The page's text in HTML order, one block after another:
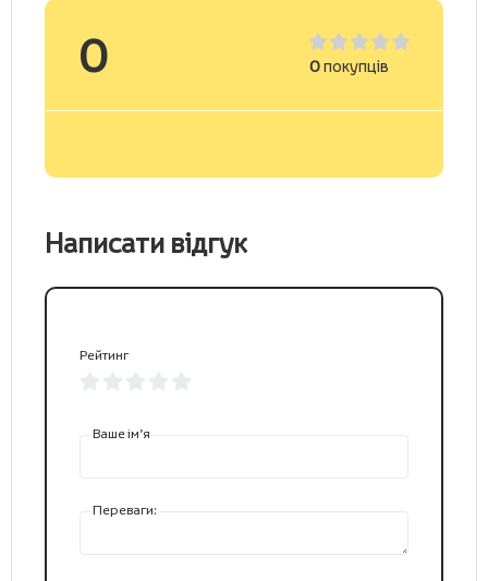
0 0покупців
Написати відгук
Рейтинг
Ваше ім’я
Переваги: